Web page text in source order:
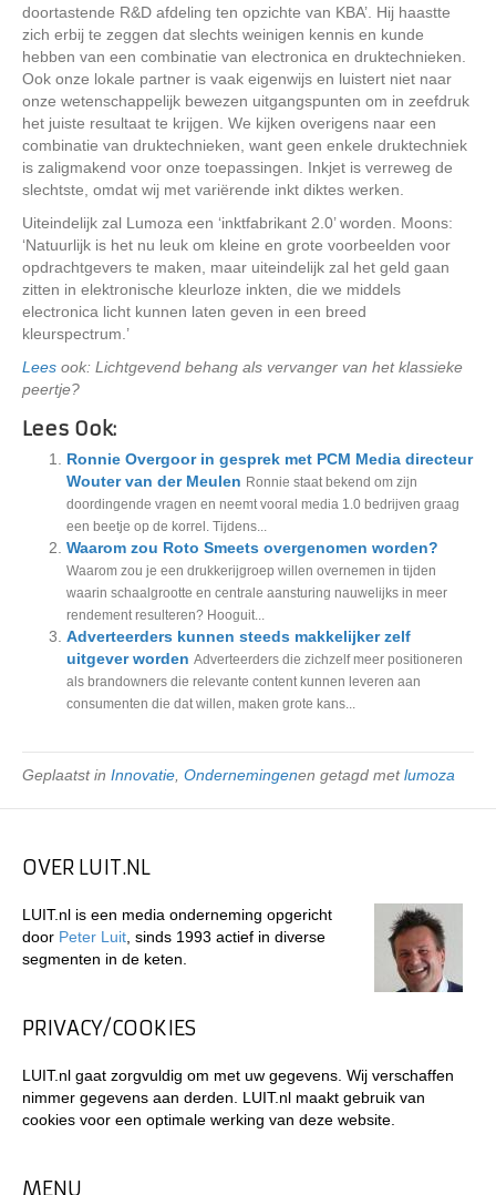
doortastende R&D afdeling ten opzichte van KBA’. Hij haastte
zich erbij te zeggen dat slechts weinigen kennis en kunde
hebben van een combinatie van electronica en druktechnieken.
Ook onze lokale partner is vaak eigenwijs en luistert niet naar
onze wetenschappelijk bewezen uitgangspunten om in zeefdruk
het juiste resultaat te krijgen. We kijken overigens naar een
combinatie van druktechnieken, want geen enkele druktechniek
is zaligmakend voor onze toepassingen. Inkjet is verreweg de
slechtste, omdat wij met variërende inkt diktes werken.
Uiteindelijk zal Lumoza een ‘inktfabrikant 2.0’ worden. Moons:
‘Natuurlijk is het nu leuk om kleine en grote voorbeelden voor
opdrachtgevers te maken, maar uiteindelijk zal het geld gaan
zitten in elektronische kleurloze inkten, die we middels
electronica licht kunnen laten geven in een breed
kleurspectrum.’
Lees ook: Lichtgevend behang als vervanger van het klassieke
peertje?
Lees Ook:
Ronnie Overgoor in gesprek met PCM Media directeur
Wouter van der Meulen Ronnie staat bekend om zijn
doordingende vragen en neemt vooral media 1.0 bedrijven graag
een beetje op de korrel. Tijdens...
Waarom zou Roto Smeets overgenomen worden?
Waarom zou je een drukkerijgroep willen overnemen in tijden
waarin schaalgrootte en centrale aansturing nauwelijks in meer
rendement resulteren? Hooguit...
Adverteerders kunnen steeds makkelijker zelf
uitgever worden Adverteerders die zichzelf meer positioneren
als brandowners die relevante content kunnen leveren aan
consumenten die dat willen, maken grote kans...
Geplaatst in Innovatie Ondernemingenen getagd metlumoza
OVER LUIT.NL
LUIT.nl is een media onderneming opgericht
door Peter Luit , sinds 1993 actief in diverse
segmenten in de keten.
PRIVACY/COOKIES
LUIT.nl gaat zorgvuldig om met uw gegevens. Wij verschaffen
nimmer gegevens aan derden. LUIT.nl maakt gebruik van
cookies voor een optimale werking van deze website.
MENU